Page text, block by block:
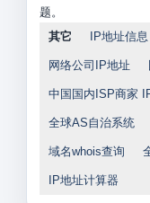
题。
其它
IP地址信息
网络公司IP地址
中国国内ISP商家
全球AS自治系统
域名whois查询
IP地址计算器